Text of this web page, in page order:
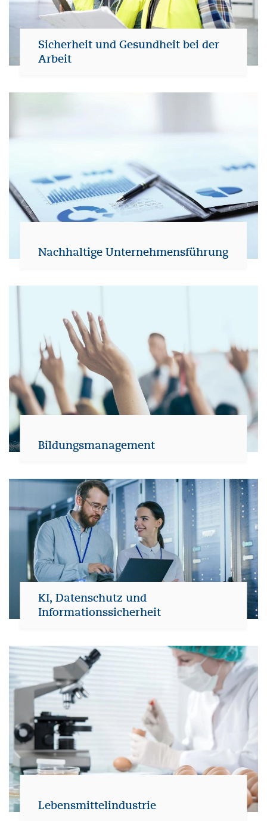
Sicherheit und Gesundheit bei der
Arbeit
Nachhaltige Unternehmensführung
Bildungsmanagement
KI, Datenschutz und
Informationssicherheit
Lebensmittelindustrie